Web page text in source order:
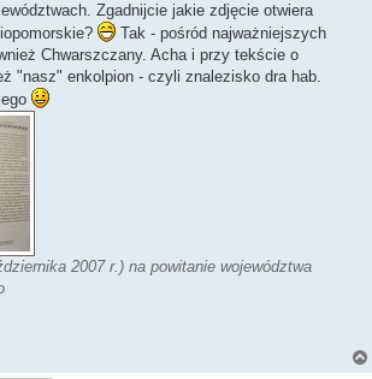
Zgadnijcie jakie zdjęcie otwiera
Tak - pośród najważniejszych
Chwarszczany. Acha i przy tekście o
"nasz" enkolpion - czyli znalezisko dra hab.
2007 r.) na powitanie województwa